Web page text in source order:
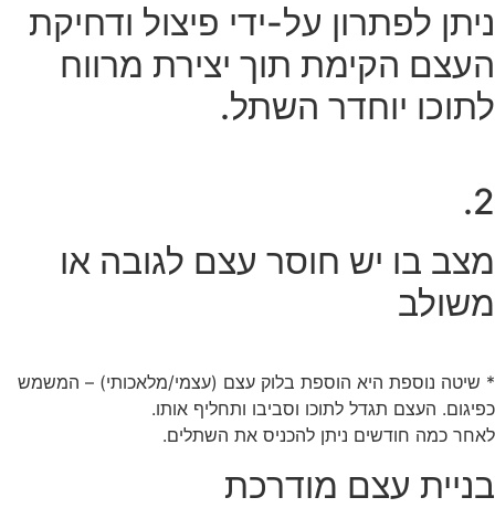
ניתן לפתרון על-ידי פיצול ודחיקת
העצם הקימת תוך יצירת מרווח
לתוכו יוחדר השתל.
2.
מצב בו יש חוסר עצם לגובה או
משולב
* שיטה נוספת היא הוספת בלוק עצם (עצמי/מלאכותי) – המשמש
כפיגום. העצם תגדל לתוכו וסביבו ותחליף אותו.
לאחר כמה חודשים ניתן להכניס את השתלים.
בניית עצם מודרכת